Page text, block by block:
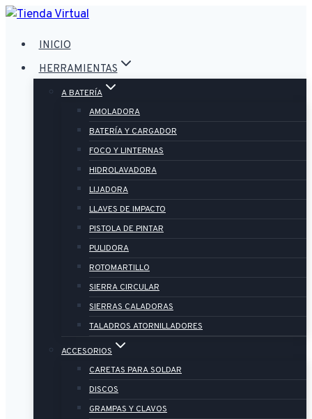
Saltar
contenido
INICIO
HERRAMIENTAS
A BATERÍA
AMOLADORA
BATERÍA Y CARGADOR
FOCO Y LINTERNAS
HIDROLAVADORA
LIJADORA
LLAVES DE IMPACTO
PISTOLA DE PINTAR
PULIDORA
ROTOMARTILLO
SIERRA CIRCULAR
SIERRAS CALADORAS
TALADROS ATORNILLADORES
ACCESORIOS
CARETAS PARA SOLDAR
DISCOS
GRAMPAS Y CLAVOS